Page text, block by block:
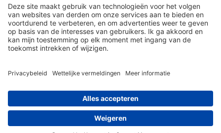
FAX: +41 41 972 70 11
info@willisaugroup.ch
IMPRESSUM